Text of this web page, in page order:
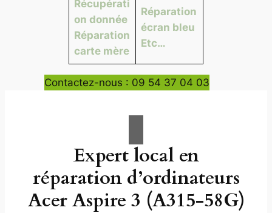
Récupérati
on donnée
Réparation
carte mère
Réparation
écran bleu
Etc…
Contactez-nous : 09 54 37 04 03
Expert local en
réparation d’ordinateurs
Acer Aspire 3 (A315-58G)